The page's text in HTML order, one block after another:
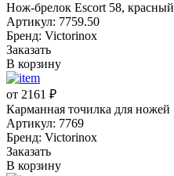
Нож-брелок Escort 58, красный
Артикул: 7759.50
Бренд: Victorinox
Заказать
В корзину
от 2161 ₽
Карманная точилка для ножей
Артикул: 7769
Бренд: Victorinox
Заказать
В корзину